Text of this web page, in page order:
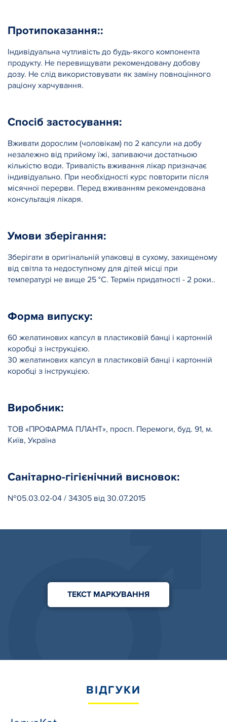
Протипоказання::
Індивідуальна чутливість до будь-якого компонента
продукту. Не перевищувати рекомендовану добову
дозу. Не слід використовувати як заміну повноцінного
раціону харчування.
Спосіб застосування:
Вживати дорослим (чоловікам) по 2 капсули на добу
незалежно від прийому їжі, запиваючи достатньою
кількістю води. Тривалість вживання лікар призначає
індивідуально. При необхідності курс повторити після
місячної перерви. Перед вживанням рекомендована
консультація лікаря.
Умови зберігання:
Зберігати в оригінальній упаковці в сухому, захищеному
від світла та недоступному для дітей місці при
температурі не вище 25 °С. Термін придатності - 2 роки..
Форма випуску:
60 желатинових капсул в пластиковій банці і картонній
коробці з інструкцією.
30 желатинових капсул в пластиковій банці і картонній
коробці з інструкцією.
Виробник:
ТОВ «ПРОФАРМА ПЛАНТ», просп. Перемоги, буд. 91, м.
Київ, Україна
Санітарно-гігієнічний висновок:
№05.03.02-04 / 34305 від 30.07.2015
ТЕКСТ МАРКУВАННЯ
ВІДГУКИ